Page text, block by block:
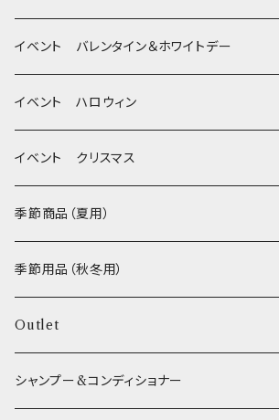
Wonderful Kitchen / (旧)P-ball
MEAT
FISH
グルテンフリー！ _ DOG TREE
ヒマラヤチーズ！ _ loasis
わんのはな
エリール
O.C.Farm
耳
静電気防止スプレー
イベント バレンタイン＆ホワイトデー
イベント ハロウィン
イベント クリスマス
季節商品（夏用）
季節用品（秋冬用）
ヒーター
Outlet
シャンプー&コンディショナー